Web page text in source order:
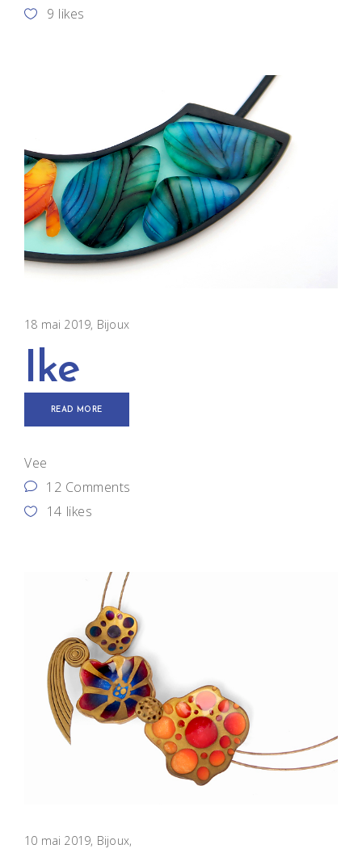
9 likes
18 mai 2019 Bijoux
Ike
READ MORE
Vee
12 Comments
14 likes
10 mai 2019 Bijoux